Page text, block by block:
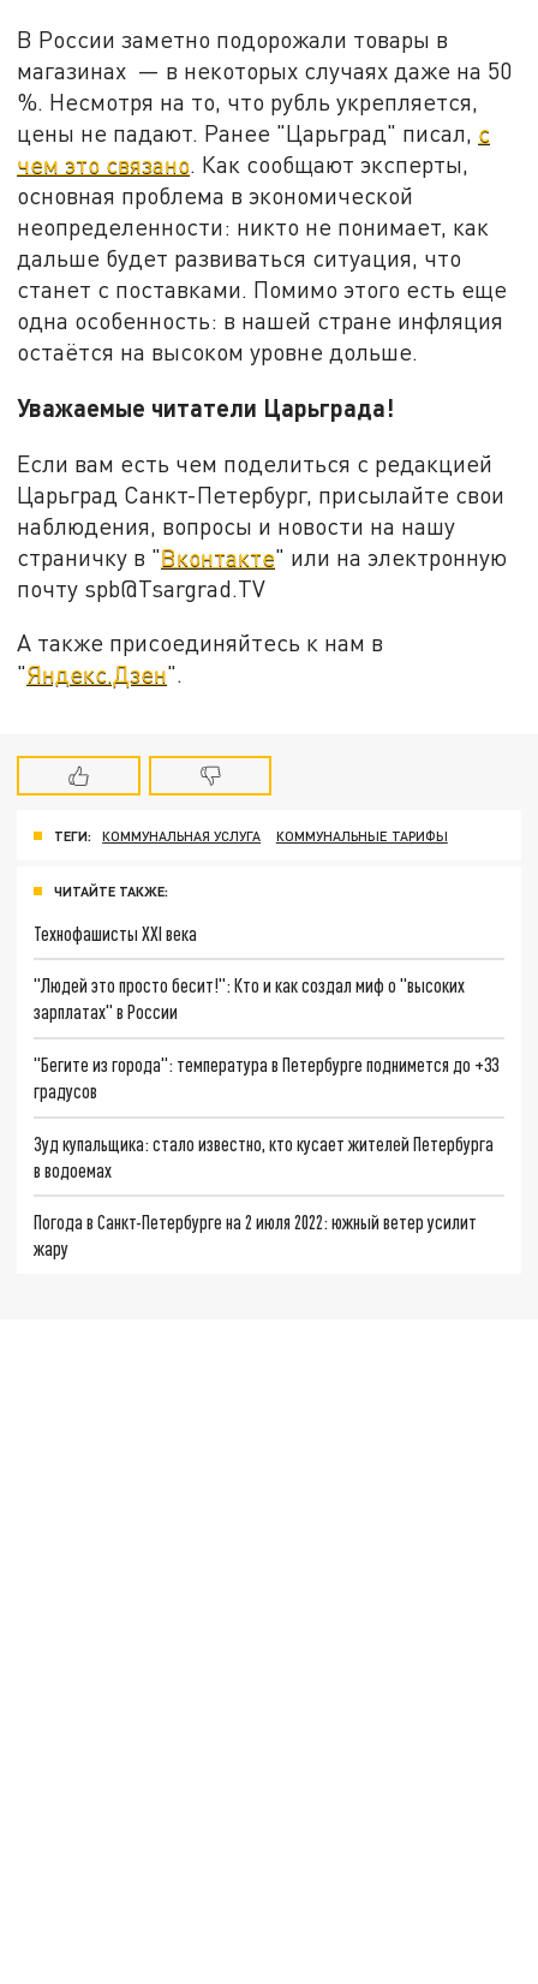
В России заметно подорожали товары в
магазинах — в некоторых случаях даже на 50
%. Несмотря на то, что рубль укрепляется,
цены не падают. Ранее "Царьград" писал, с
чем это связано. Как сообщают эксперты,
основная проблема в экономической
неопределенности: никто не понимает, как
дальше будет развиваться ситуация, что
станет с поставками. Помимо этого есть еще
одна особенность: в нашей стране инфляция
остаётся на высоком уровне дольше.
Уважаемые читатели Царьграда!
Если вам есть чем поделиться с редакцией
Царьград Санкт-Петербург, присылайте свои
наблюдения, вопросы и новости на нашу
страничку в "Вконтакте" или на электронную
почту spb@Tsargrad.TV
А также присоединяйтесь к нам в
"Яндекс.Дзен".
ТЕГИ: КОММУНАЛЬНАЯ УСЛУГА КОММУНАЛЬНЫЕ ТАРИФЫ
ЧИТАЙТЕ ТАКЖЕ:
Технофашисты XXI века
"Людей это просто бесит!": Кто и как создал миф о "высоких
зарплатах" в России
"Бегите из города": температура в Петербурге поднимется до +33
градусов
Зуд купальщика: стало известно, кто кусает жителей Петербурга
в водоемах
Погода в Санкт-Петербурге на 2 июля 2022: южный ветер усилит
жару